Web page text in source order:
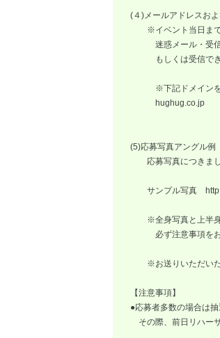
(４)メールアドレスお
※イベント当日まで
迷惑メール・受信制
もしくは受信できる
※下記ドメインを必
hughug.co.jp
(5)応募写真アングル例
応募写真につきまし
サンプル写真 http://
※全身写真と上半身
必ず注意事項をお読
※お送りいただいた
【注意事項】
●応募者多数の場合は抽
その際、前日リハー